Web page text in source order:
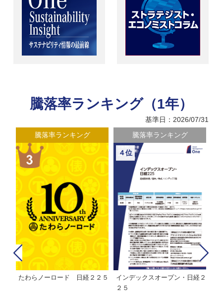
騰落率ランキング（1年）
基準日：2026/07/31
騰落率ランキング
たわらノーロード 日経２２５
騰落率ランキング
４位
インデックスオープン・日経２
２５